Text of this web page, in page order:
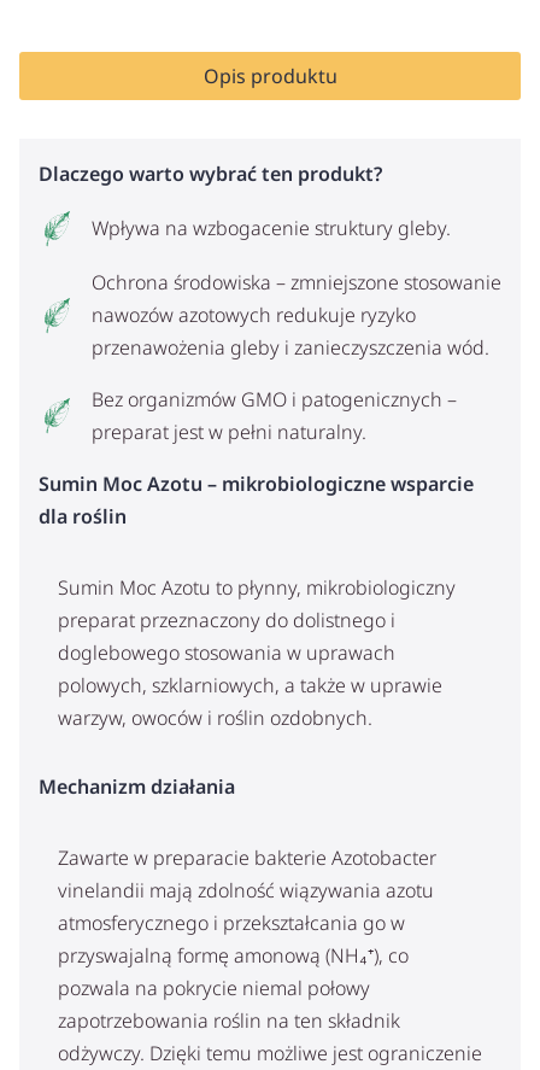
Opis produktu
Dlaczego warto wybrać ten produkt?
Wpływa na wzbogacenie struktury gleby.
Ochrona środowiska – zmniejszone stosowanie
nawozów azotowych redukuje ryzyko
przenawożenia gleby i zanieczyszczenia wód.
Bez organizmów GMO i patogenicznych –
preparat jest w pełni naturalny.
Sumin Moc Azotu – mikrobiologiczne wsparcie
dla roślin
Sumin Moc Azotu to płynny, mikrobiologiczny
preparat przeznaczony do dolistnego i
doglebowego stosowania w uprawach
polowych, szklarniowych, a także w uprawie
warzyw, owoców i roślin ozdobnych.
Mechanizm działania
Zawarte w preparacie bakterie Azotobacter
vinelandii mają zdolność wiązywania azotu
atmosferycznego i przekształcania go w
przyswajalną formę amonową (NH₄⁺), co
pozwala na pokrycie niemal połowy
zapotrzebowania roślin na ten składnik
odżywczy. Dzięki temu możliwe jest ograniczenie